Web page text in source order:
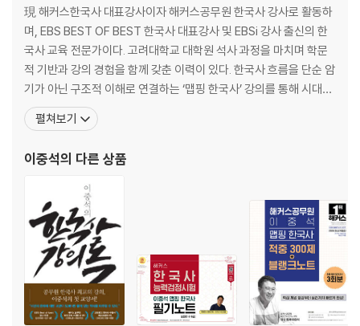
14 고려 초기 왕의 업적
15 고려 중기 문벌 귀족 사회
16 무신 정권의 성립과 동요
17 고려의 대외 관계
18 고려 말 원의 내정 간섭과 개혁 정치
19 고려의 멸망과 조선의 건국 과정
20 조선의 통치 체제
22 조선 전기 왕의 업적
23 훈구 · 사림의 등장과 사화
24 조선의 대외 관계
25 붕당 정치의 전개
26 조선 후기 탕평 정치
27 세도 정치와 사회 변혁의 움직임
28 조선 후기 대외 관계
Ⅲ 경제·사회·문화사
現 해커스한국사 대표강사이자 해커스공무원 한국사 강사로 활동하
며, EBS BEST OF BEST 한국사 대표강사 및 EBSi 강사 출신의 한
국사 교육 전문가이다. 고려대학교 대학원 석사 과정을 마치며 학문
적 기반과 강의 경험을 함께 갖춘 이력이 있다. 한국사 흐름을 단순 암
기가 아닌 구조적 이해로 연결하는 ‘맵핑 한국사’ 강의를 통해 시대별·
주제별 핵심 개념을 체계적으로 정리하며, 수험생이 자연스럽게 이
해와 암기를 동시에 완성할 수 있도록 설계된 강의를 제공한다. 강의
이며, 시험 출제 포인트를 흐름 중심으로 정리해
펼쳐보기
이중석의 다른 상품